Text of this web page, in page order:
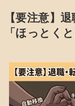
【要注意】
「ほっとく